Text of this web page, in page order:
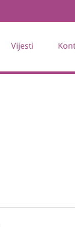
Vijesti